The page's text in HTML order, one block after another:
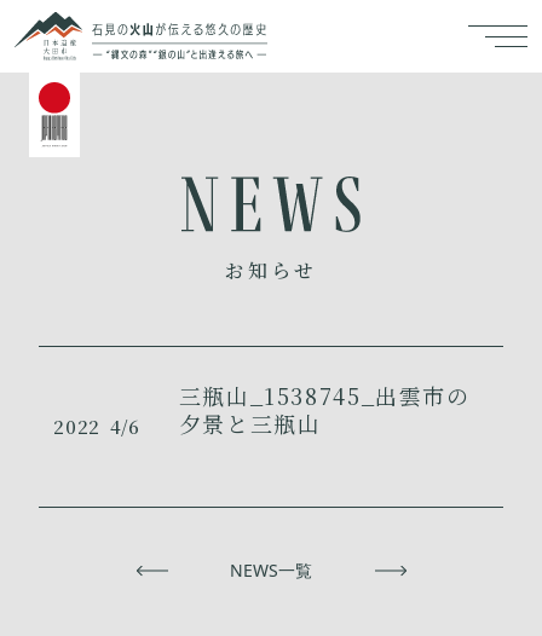
お知らせ
2022 4/6
三瓶山_1538745_出雲市の
夕景と三瓶山
NEWS一覧